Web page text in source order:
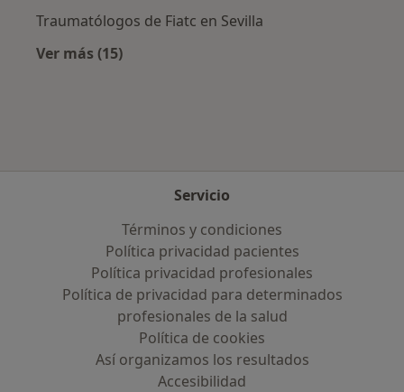
Traumatólogos de Fiatc en Sevilla
Ver más (15)
Servicio
Términos y condiciones
Política privacidad pacientes
Política privacidad profesionales
Política de privacidad para determinados
profesionales de la salud
Política de cookies
Así organizamos los resultados
Accesibilidad